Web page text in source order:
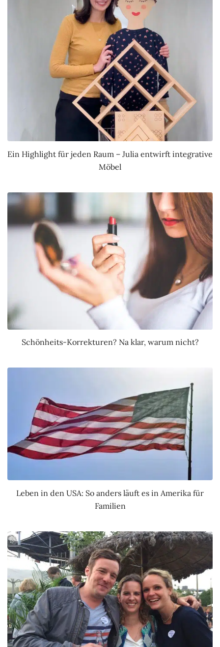
Ein Highlight für jeden Raum – Julia entwirft integrative
Möbel
Schönheits-Korrekturen? Na klar, warum nicht?
Leben in den USA: So anders läuft es in Amerika für
Familien